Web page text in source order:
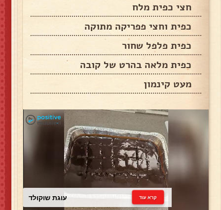
חצי כפית מלח
כפית וחצי פפריקה מתוקה
כפית פלפל שחור
כפית מלאה בהרט של קובה
מעט קינמון
עוגת שוקולד קרא עוד